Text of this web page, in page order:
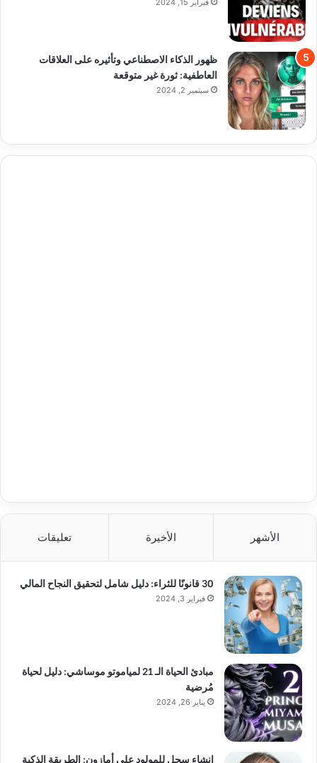
ظهور الذكاء الاصطناعي وتأثيره على العلاقات
العاطفية: ثورة غير متوقعة
سبتمبر 2, 2024
الأشهر الأخيرة تعليقات
30 قانونًا للثراء: دليل شامل لتحقيق النجاح المالي
فبراير 3, 2024
مبادئ الحياة الـ 21 لمياموتو موساشي: دليل لحياة
مُرضية
يناير 26, 2024
إنشاء سجل للمولود على أمازون: الطريقة الذكية